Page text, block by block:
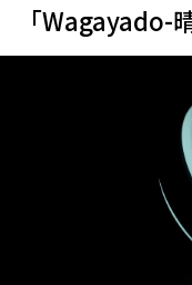
「Wagayado-